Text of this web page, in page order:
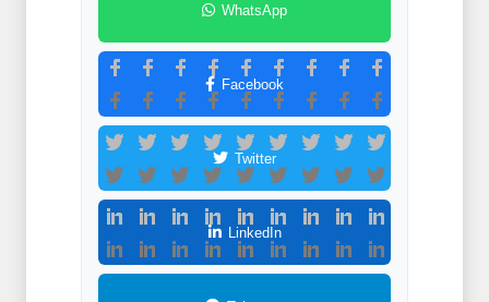
WhatsApp
Facebook
Twitter
LinkedIn